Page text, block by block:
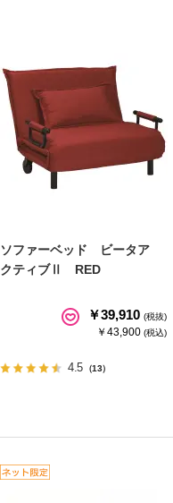
ソファーベッド ビータア
クティブⅡ RED
￥39,910 (税抜)
￥43,900 (税込)
4.5 （13）